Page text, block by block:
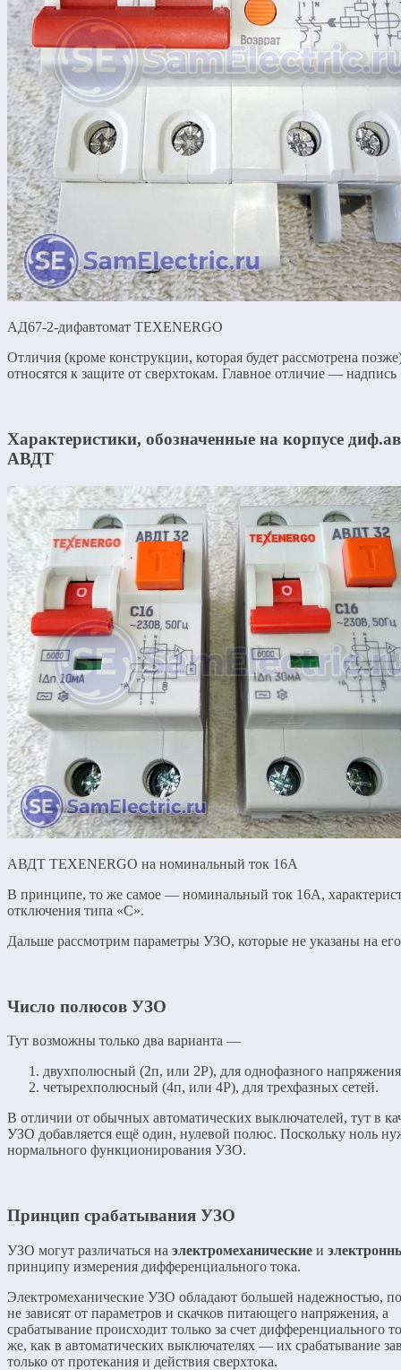
АД67-2-дифавтомат TEXENERGO
Отличия (кроме конструкции, которая будет рассмотрена
относятся к защите от сверхтокам. Главное отличие —
Характеристики, обозначенные на корпусе
АВДТ
АВДТ TEXENERGO на номинальный ток 16А
В принципе, то же самое — номинальный ток 16А,
отключения типа «С».
Дальше рассмотрим параметры УЗО, которые не указаны на
Число полюсов УЗО
Тут возможны только два варианта —
двухполюсный (2п, или 2Р), для однофазного
четырехполюсный (4п, или 4Р), для трехфазных сетей.
В отличии от обычных автоматических выключателей, тут в
УЗО добавляется ещё один, нулевой полюс. Поскольку ноль
нормального функционирования УЗО.
Принцип срабатывания УЗО
УЗО могут различаться на электромеханические и
принципу измерения дифференциального тока.
Электромеханические УЗО обладают большей надежностью,
не зависят от параметров и скачков питающего напряжения, а
срабатывание происходит только за счет дифференциального
же, как в автоматических выключателях — их срабатывание
только от протекания и действия сверхтока.